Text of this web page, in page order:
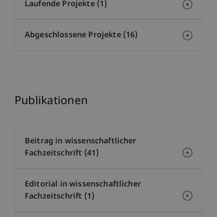
Laufende Projekte (1)
Abgeschlossene Projekte (16)
Publikationen
Beitrag in wissenschaftlicher
Fachzeitschrift (41)
Editorial in wissenschaftlicher
Fachzeitschrift (1)